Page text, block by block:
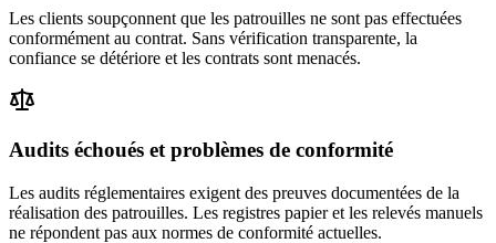
Les clients soupçonnent que les patrouilles ne sont pas effectuées
conformément au contrat. Sans vérification transparente, la
confiance se détériore et les contrats sont menacés.
Audits échoués et problèmes de conformité
Les audits réglementaires exigent des preuves documentées de la
réalisation des patrouilles. Les registres papier et les relevés manuels
ne répondent pas aux normes de conformité actuelles.